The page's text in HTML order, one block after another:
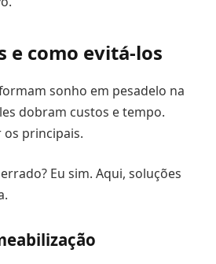
e como evitá-los
sonho em pesadelo na
dobram custos e tempo.
os principais.
Eu sim. Aqui, soluções